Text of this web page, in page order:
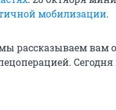
мобилизации.
рассказываем вам